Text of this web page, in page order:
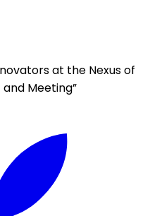
at the Nexus of
Meeting”